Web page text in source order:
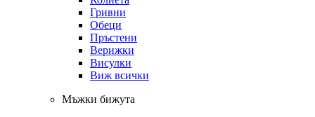
Гривни
Обеци
Пръстени
Верижки
Висулки
Виж всички
Мъжки бижута